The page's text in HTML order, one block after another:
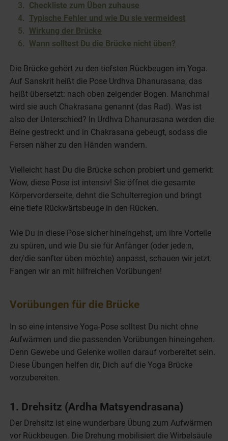
Checkliste zum Üben zuhause
Typische Fehler und wie Du sie vermeidest
Wirkung der Brücke
Wann solltest Du die Brücke nicht üben?
Die Brücke gehört zu den tiefsten Rückbeugen im Yoga.
Auf Sanskrit heißt die Pose Urdhva Dhanurasana, das
heißt übersetzt: nach oben zeigender Bogen. Manchmal
wird sie auch Chakrasana genannt (das Rad). Was ist
also der Unterschied? In Urdhva Dhanurasana werden die
Beine gestreckt und in Chakrasana gebeugt, sodass die
Fersen näher zu den Händen wandern.
Vielleicht hast Du die Brücke schon probiert und gemerkt:
Wow, diese Pose ist intensiv! Sie öffnet die gesamte
Körpervorderseite, dehnt die Schulterregion und bringt
eine tiefe Rückwärtsbeuge in den Rücken.
Wie Du in diese Pose sicher hineingehst, um ihre Vorteile
zu spüren, und wie Du sie für Anfänger (oder jede:n,
der/die sanfter üben möchte) anpasst, schauen wir jetzt.
Fangen wir an mit hilfreichen Vorübungen!
Vorübungen für die Brücke
In so eine intensive Yoga-Pose solltest Du nicht ohne
Aufwärmen und die passenden Vorübungen hineingehen.
Denn Gewebe und Gelenke wollen darauf vorbereitet sein.
Diese Übungen helfen dir, Dich auf die Yoga Brücke
vorzubereiten.
1. Drehsitz (Ardha Matsyendrasana)
Der Drehsitz ist eine wunderbare Übung zum Aufwärmen
vor Rückbeugen. Die Drehung mobilisiert die Wirbelsäule